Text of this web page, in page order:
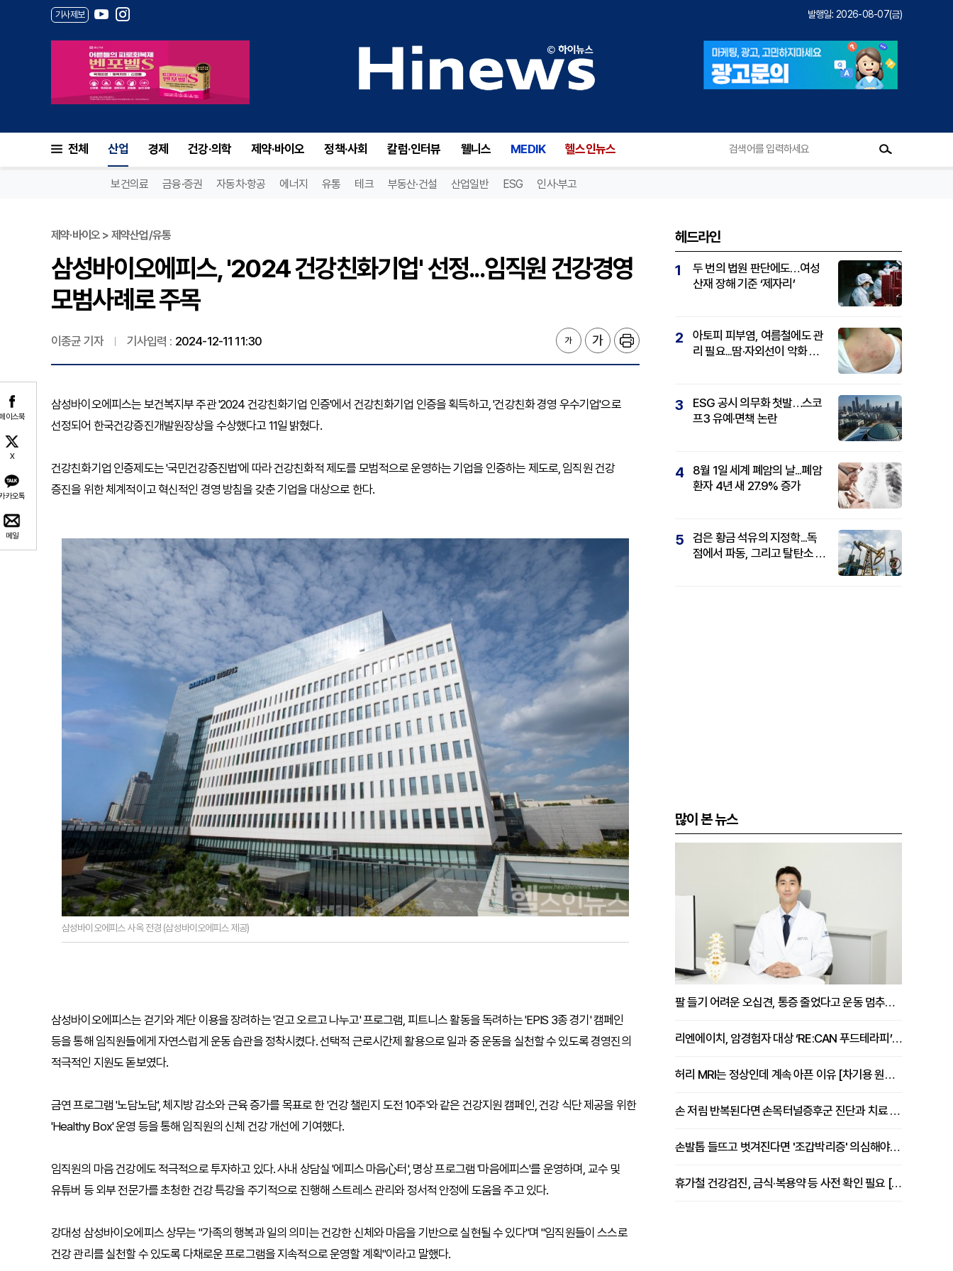
기사제보 발행일: 2026-08-07(금)
전체 산업 경제 건강·의학 제약·바이오 정책·사회 칼럼·인터뷰 웰니스 MEDIK 헬스인뉴스
보건의료 금융·증권 자동차·항공 에너지 유통 테크 부동산·건설 산업일반 ESG 인사·부고
이스북
X
카오톡
메일
제약·바이오 > 제약산업/유통
삼성바이오에피스, '2024 건강친화기업' 선정...임직원 건강경영
모범사례로 주목
이종균 기자 기사입력 : 2024-12-11 11:30
삼성바이오에피스는 보건복지부 주관 '2024 건강친화기업 인증'에서 건강친화기업 인증을 획득하고, '건강친화 경영 우수기업'으로
선정되어 한국건강증진개발원장상을 수상했다고 11일 밝혔다.
건강친화기업 인증제도는 '국민건강증진법'에 따라 건강친화적 제도를 모범적으로 운영하는 기업을 인증하는 제도로, 임직원 건강
증진을 위한 체계적이고 혁신적인 경영 방침을 갖춘 기업을 대상으로 한다.
삼성바이오에피스 사옥 전경 (삼성바이오에피스 제공)
삼성바이오에피스는 걷기와 계단 이용을 장려하는 '걷고 오르고 나누고' 프로그램, 피트니스 활동을 독려하는 'EPIS 3종 경기' 캠페인
등을 통해 임직원들에게 자연스럽게 운동 습관을 정착시켰다. 선택적 근로시간제 활용으로 일과 중 운동을 실천할 수 있도록 경영진의
적극적인 지원도 돋보였다.
금연 프로그램 '노담노담', 체지방 감소와 근육 증가를 목표로 한 '건강 챌린지 도전 10주'와 같은 건강지원 캠페인, 건강 식단 제공을 위한
'Healthy Box' 운영 등을 통해 임직원의 신체 건강 개선에 기여했다.
임직원의 마음 건강에도 적극적으로 투자하고 있다. 사내 상담실 '에피스 마음心터', 명상 프로그램 '마음에피스'를 운영하며, 교수 및
유튜버 등 외부 전문가를 초청한 건강 특강을 주기적으로 진행해 스트레스 관리와 정서적 안정에 도움을 주고 있다.
강대성 삼성바이오에피스 상무는 "가족의 행복과 일의 의미는 건강한 신체와 마음을 기반으로 실현될 수 있다"며 "임직원들이 스스로
건강 관리를 실천할 수 있도록 다채로운 프로그램을 지속적으로 운영할 계획"이라고 말했다.
헤드라인
1
두 번의 법원 판단에도…여성
산재 장해 기준 ‘제자리’
2
아토피 피부염, 여름철에도 관
리 필요...땀·자외선이 악화 요
3
ESG 공시 의무화 첫발…스코
프3 유예·면책 논란
4
8월 1일 세계 폐암의 날...폐암
환자 4년 새 27.9% 증가
5
검은 황금 석유의 지정학...독
점에서 파동, 그리고 탈탄소 패
많이 본 뉴스
팔 들기 어려운 오십견, 통증 줄었다고 운동 멈추면 안 되는 이유 [이병욱 원장 칼럼]
리엔에이치, 암경험자 대상 ‘RE:CAN 푸드테라피’ 운영
허리 MRI는 정상인데 계속 아픈 이유 [차기용 원장 칼럼]
손 저림 반복된다면 손목터널증후군 진단과 치료 시기 살펴야 [김동현 원장 칼럼]
손발톱 들뜨고 벗겨진다면 '조갑박리증' 의심해야 [김철윤 원장 칼럼]
휴가철 건강검진, 금식·복용약 등 사전 확인 필요 [정도감 원장 칼럼]